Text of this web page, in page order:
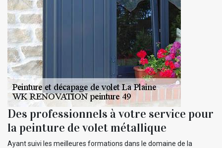
Des professionnels à votre service pour
la peinture de volet métallique
Ayant suivi les meilleures formations dans le domaine de la